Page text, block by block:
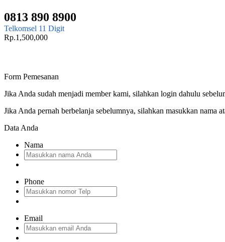
0813 890 8900
Telkomsel 11 Digit
Rp.1,500,000
Form Pemesanan
Jika Anda sudah menjadi member kami, silahkan login dahulu
Jika Anda pernah berbelanja sebelumnya, silahkan masukkan nama
Data Anda
Nama
Phone
Email